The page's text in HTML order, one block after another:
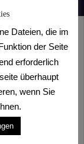
zurück.
Dateien, die im
der Seite
erforderlich
überhaupt
wenn Sie